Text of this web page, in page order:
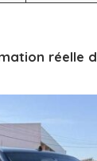
réelle